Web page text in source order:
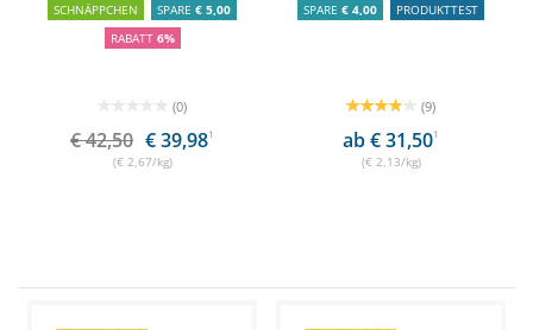
SCHNÄPPCHEN SPARE € 5,00
RABATT 6%
(0)
€ 42,50 € 39,981
(€ 2,67/kg)
SPARE € 4,00 PRODUKTTEST
(9)
ab € 31,501
(€ 2,13/kg)